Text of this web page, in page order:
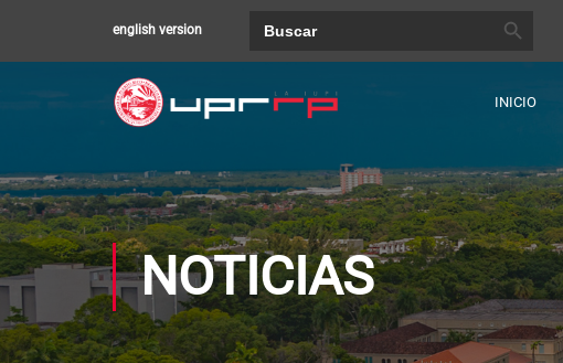
english version
INICIO
NOTICIAS